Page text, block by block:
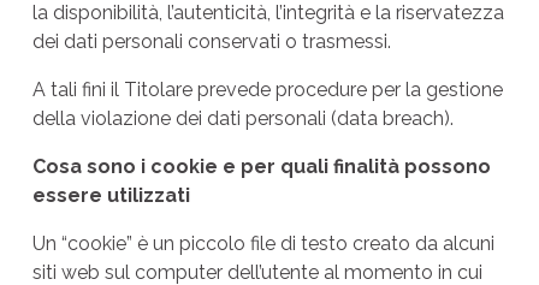
la disponibilità, l’autenticità, l’integrità e la riservatezza
dei dati personali conservati o trasmessi.
A tali fini il Titolare prevede procedure per la gestione
della violazione dei dati personali (data breach).
Cosa sono i cookie e per quali finalità possono
essere utilizzati
Un “cookie” è un piccolo file di testo creato da alcuni
siti web sul computer dell’utente al momento in cui